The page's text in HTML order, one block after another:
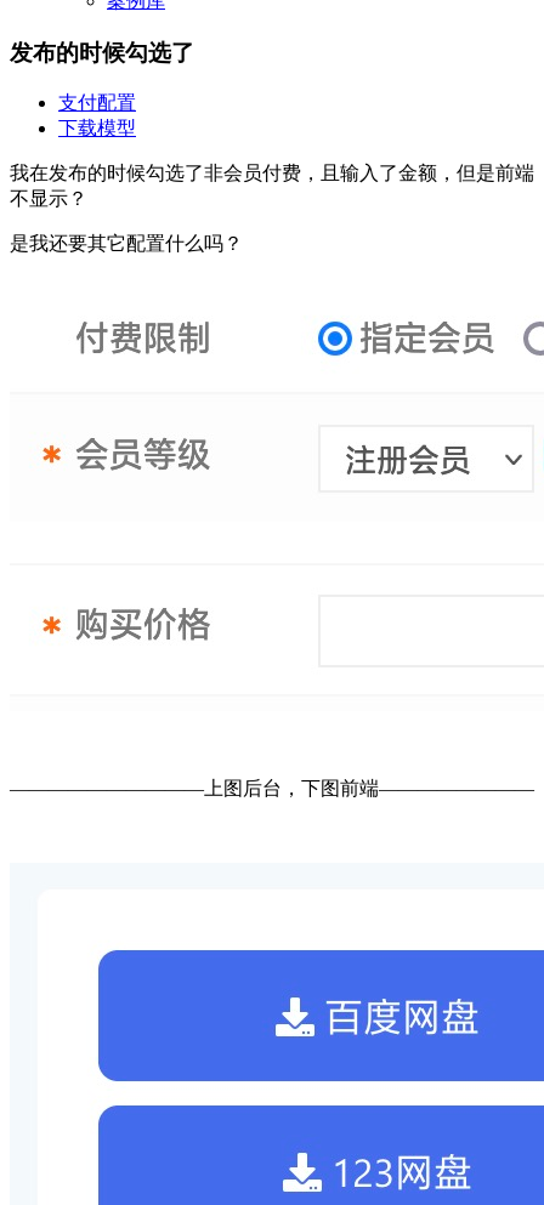
发布的时候勾选了
支付配置
下载模型
我在发布的时候勾选了非会员付费，且输入了金额，但是前端
不显示？
是我还要其它配置什么吗？
——————————上图后台，下图前端————————